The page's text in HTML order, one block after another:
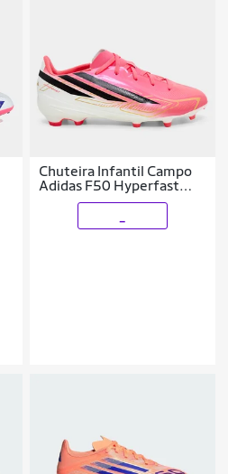
Chuteira Infantil Campo
Adidas F50 Hyperfast
League Copa Do Mundo